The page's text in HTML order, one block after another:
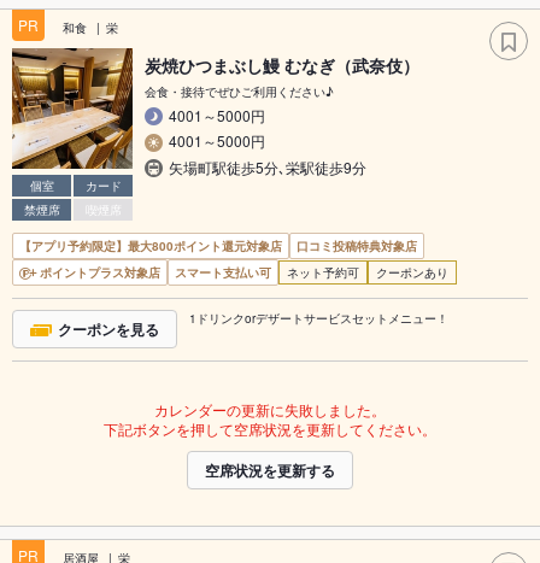
PR 和食 栄
個室
カード
禁煙席
喫煙席
炭焼ひつまぶし鰻 むなぎ（武奈伎）
会食・接待でぜひご利用ください♪
4001～5000円
4001～5000円
矢場町駅徒歩5分､栄駅徒歩9分
【アプリ予約限定】最大800ポイント還元対象店
口コミ投稿特典対象店
ポイントプラス対象店
スマート支払い可 ネット予約可 クーポンあり
クーポンを見る 1ドリンクorデザートサービスセットメニュー！
カレンダーの更新に失敗しました。
下記ボタンを押して空席状況を更新してください。
空席状況を更新する
PR 居酒屋 栄